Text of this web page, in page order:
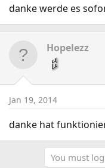
danke werde es
Hopelezz
Jan 19, 2014
danke hat
You must